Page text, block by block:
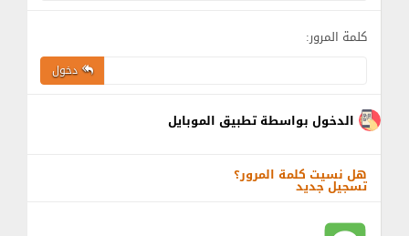
كلمة المرور:
دخول
الدخول بواسطة تطبيق الموبايل
هل نسيت كلمة المرور؟
تسجيل جديد